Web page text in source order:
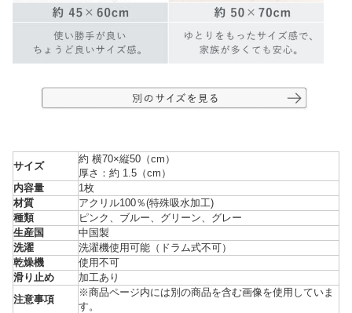
サイズ
約 横70×縦50（cm）
厚さ：約 1.5（cm）
内容量
1枚
材質
アクリル100％(特殊吸水加工)
種類
ピンク、ブルー、グリーン、グレー
生産国
中国製
洗濯
洗濯機使用可能（ドラム式不可）
乾燥機
使用不可
滑り止め
加工あり
注意事項
※商品ページ内には別の商品を含む画像を使用していま
す。